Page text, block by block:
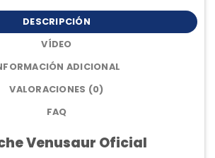
DESCRIPCIÓN
VÍDEO
ADICIONAL
VALORACIONES (0)
FAQ
Venusaur Oficial